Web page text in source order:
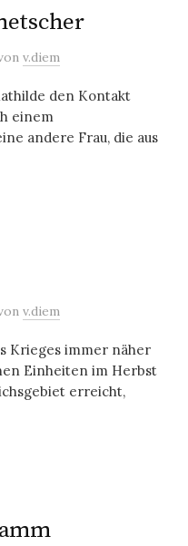
v.diem
den Kontakt
einem
andere Frau, die aus
v.diem
Krieges immer näher
Einheiten im Herbst
erreicht,